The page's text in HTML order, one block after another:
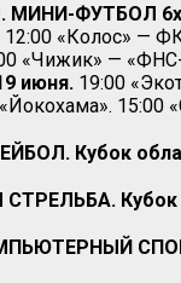
МИНИ-ФУТБОЛ
12:00 «Колос» —
«Чижик» —
июня. 19:00
15:00
Кубок
СТРЕЛЬБА.